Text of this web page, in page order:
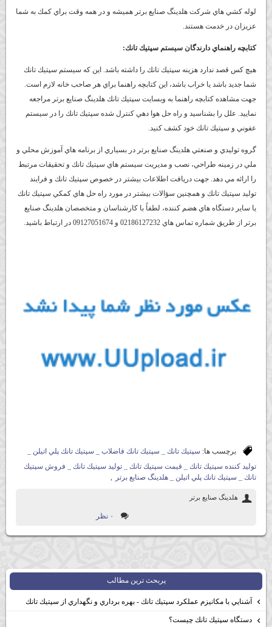
لوله كشي هاي شركت هلدينگ صنايع برتر هميشه و در همه وقت براي كمك به شما
عزيزان در خدمت هستند.
كتابچه راهنماي دارندگان سيستم سپتيك تانك:
هيچ كس قصد ندارد هزينه سپتيك تانك را داشته باشد. اين كه سيستم سپتيك تانك
شما جديد باشد يا خراب باشد، اين كتابچه راهنما براي هر صاحب خانه لازم است.
جهت مشاهده كتابچه راهنما به وبسايت سپتيك تانك هلدينگ صنايع برتر مراجعه
نماييد. علل را بشناسيد و راه حل هوا دهي كنترل شده سپتيك تانك را در سيستم
عفوني و سپتيك تانك خود كشف كنيد.
گروه توليدي و صنعتي هلدينگ صنايع برتر در بسياري از برنامه هاي آموزش محلي و
ملي در زمينه طراحي، نصب و مديريت سيستم هاي سپتيك تانك و تحقيقات مرتبط
را ارائه مي دهد. جهت دريافت اطلاعات بيشتر در خصوص سپتيك تانك و فرايند
توليد سپتيك تانك و همچنين سؤالات بيشتر در مورد راه حل هاي كمكي سپتيك تانك
يا ساير دستگاه هاي هضم كننده، لطفاً با كارشناسان و متخصصان هلدينگ صنايع
برتر از طريق شماره تماس هاي 02186127232 و 09127051674 در ارتباط باشيد.
برچسب ها: سپتيك تانك _ سپتيك تانك فاضلاب _ سپتيك تانك پلي اتيلن _
توليد كننده سپتيك تانك _ قيمت سپتيك تانك _ توليد سپتيك تانك _ فروش سپتيك
تانك _ سپتيك تانك پلي اتيلن _ هلدينگ صنايع برتر
,
هلدينگ صنايع برتر
۰ نظر
پربحث ترين مطالب
آشنايي با مكانيزم عملكرد سپتيك تانك - بهره برداري و نگهداري از سپتيك تانك
دستگاه سپتيك تانك چيست؟